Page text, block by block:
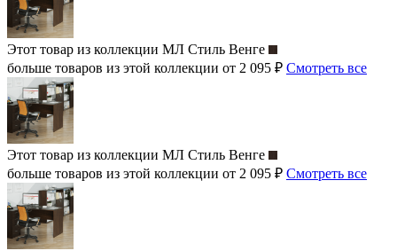
Этот товар из коллекции МЛ Стиль Венге
больше товаров из этой коллекции от 2 095 ₽ Смотреть все
Этот товар из коллекции МЛ Стиль Венге
больше товаров из этой коллекции от 2 095 ₽ Смотреть все